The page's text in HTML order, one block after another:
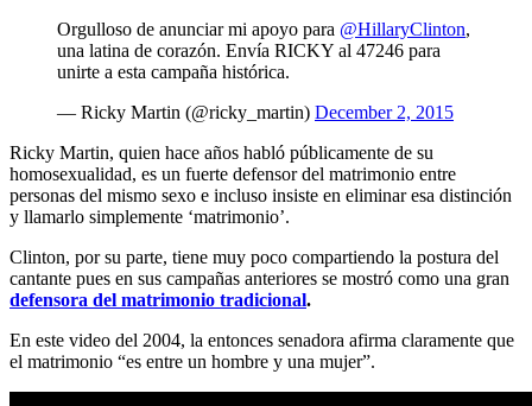
Orgulloso de anunciar mi apoyo para @HillaryClinton,
una latina de corazón. Envía RICKY al 47246 para
unirte a esta campaña histórica.
— Ricky Martin (@ricky_martin) December 2, 2015
Ricky Martin, quien hace años habló públicamente de su
homosexualidad, es un fuerte defensor del matrimonio entre
personas del mismo sexo e incluso insiste en eliminar esa distinción
y llamarlo simplemente ‘matrimonio’.
Clinton, por su parte, tiene muy poco compartiendo la postura del
cantante pues en sus campañas anteriores se mostró como una gran
defensora del matrimonio tradicional.
En este video del 2004, la entonces senadora afirma claramente que
el matrimonio “es entre un hombre y una mujer”.